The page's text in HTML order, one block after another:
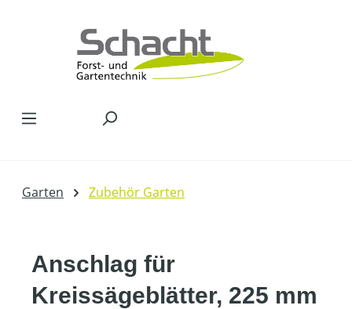
Garten Zubehör Garten
Anschlag für
Kreissägeblätter, 225 mm